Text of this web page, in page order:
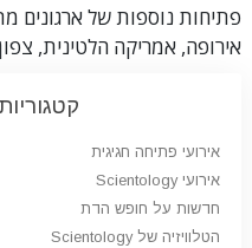
אירופה, אמריקה הלטינית,
אירועי פתיחה חגיגית
אירועי Scientology
חדשות על חופש הדת
הטלוויזיה של Scientology